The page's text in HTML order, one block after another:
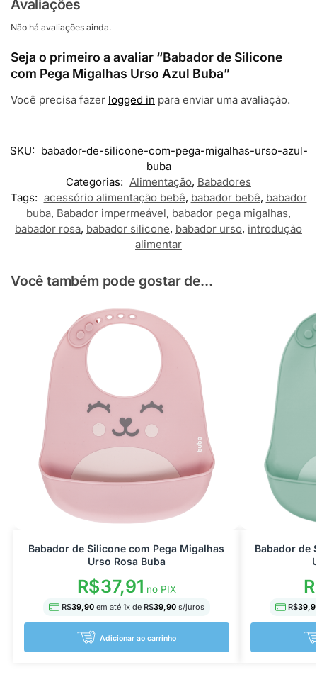
Avaliações
Não há avaliações ainda.
Seja o primeiro a avaliar “Babador de Silicone
com Pega Migalhas Urso Azul Buba”
Você precisa fazer logged in para enviar uma avaliação.
SKU: babador-de-silicone-com-pega-migalhas-urso-azul-
buba
Categorias: Alimentação, Babadores
Tags: acessório alimentação bebê, babador bebê, babador
buba, Babador impermeável, babador pega migalhas,
babador rosa, babador silicone, babador urso, introdução
alimentar
Você também pode gostar de...
Babador de Silicone com Pega Migalhas
Urso Rosa Buba
R$37,91 no PIX
R$39,90 em até 1x de R$39,90s/juros
Adicionar ao carrinho
Babador de
R$